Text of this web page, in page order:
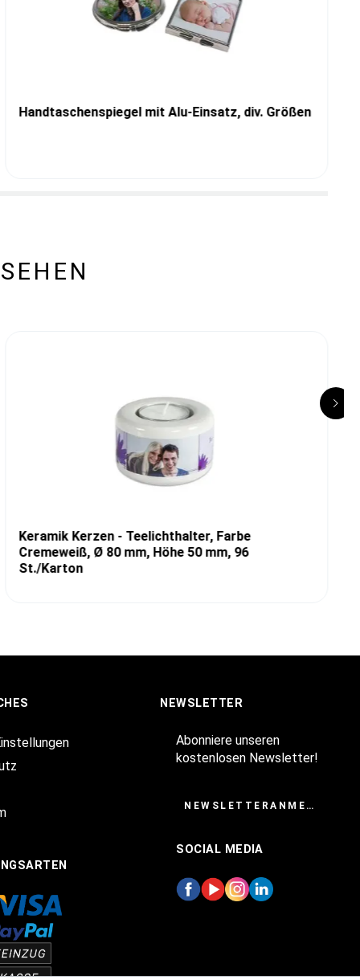
Handtaschenspiegel mit Alu-Einsatz, div. Größen
Keramik Kerzen - Teelichthalter, Farbe
Cremeweiß, Ø 80 mm, Höhe 50 mm, 96
St./Karton
NEWSLETTER
Abonniere unseren
kostenlosen Newsletter!
NEWSLETTERANMELDUNG
SOCIAL MEDIA